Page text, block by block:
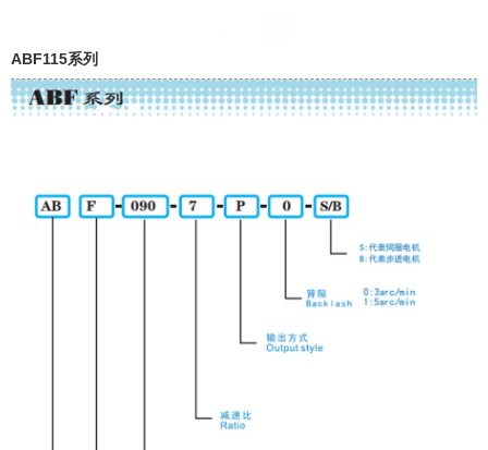
ABF115系列